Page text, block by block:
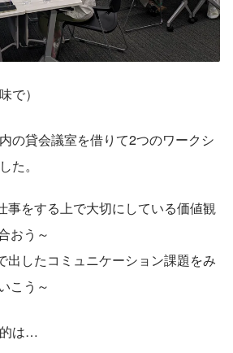
で）
の貸会議室を借りて2つのワークシ
た。
事をする上で大切にしている価値観
おう～
出したコミュニケーション課題をみ
こう～
は…